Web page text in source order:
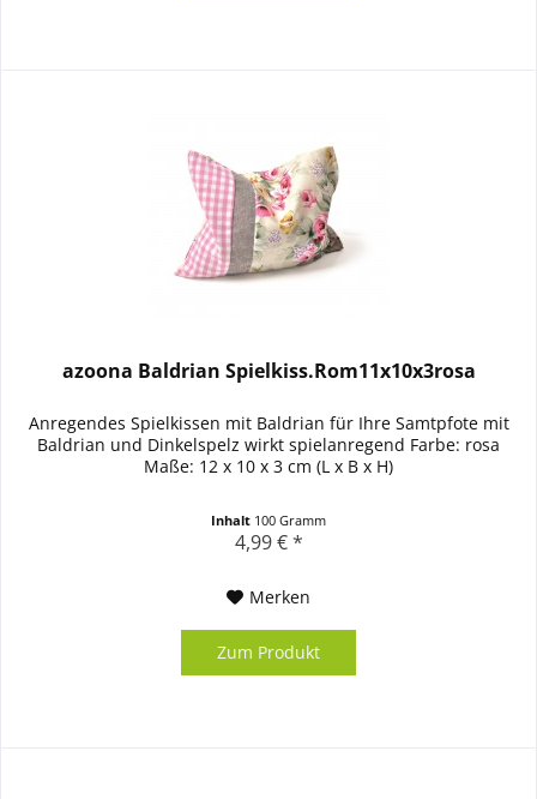
azoona Baldrian Spielkiss.Rom11x10x3rosa
Anregendes Spielkissen mit Baldrian für Ihre Samtpfote mit
Baldrian und Dinkelspelz wirkt spielanregend Farbe: rosa
Maße: 12 x 10 x 3 cm (L x B x H)
Inhalt 100 Gramm
4,99 € *
Merken
Zum Produkt